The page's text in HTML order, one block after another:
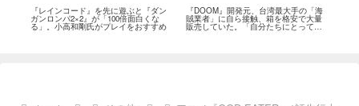
『レインコード』を先に遊ぶと『ダン
ガンロンパ2×2』が「100倍面白くな
る」。小高和剛氏がプレイをおすすめ
『DOOM』開発元、台湾最大手の「海
賊業者」に自ら接触、箱を格安で大量
販売していた。「自分たちにとっては
流通だった」